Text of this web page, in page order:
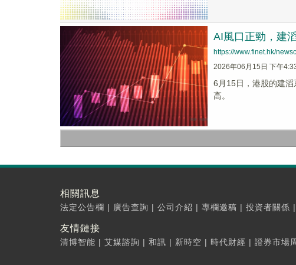
AI風口正勁，建
https://www.finet.hk/
2026年06月15日 下午
6月15日，港股的建
高。
相關訊息
法定公告欄 | 廣告查詢 | 公司介紹 | 專欄邀稿 | 投資者關係 |
友情鏈接
清博智能 | 艾媒諮詢 | 和訊 | 新時空 | 時代財經 | 證券市場